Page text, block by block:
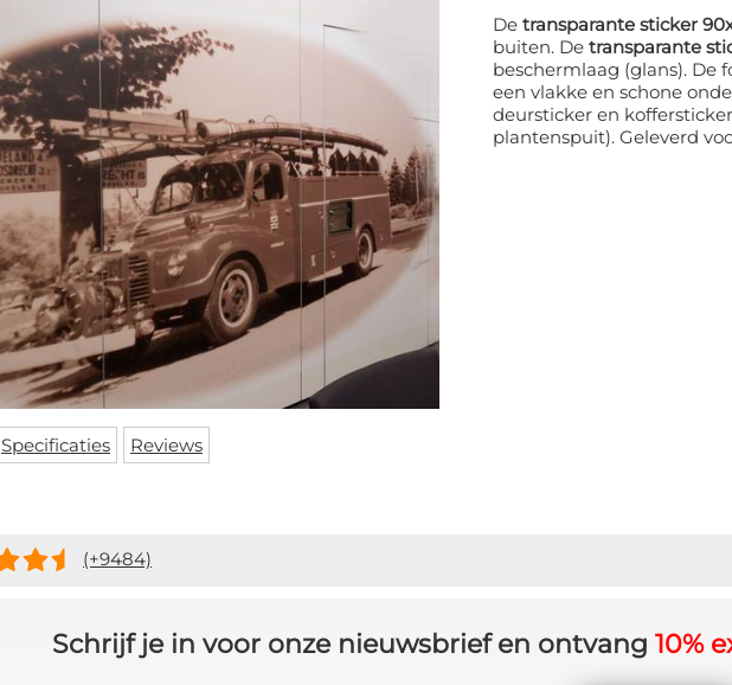
Specificaties Reviews
De transparante sticker
buiten. De transparante
beschermlaag (glans). De
een vlakke en schone
deursticker en
plantenspuit). Geleverd
(+9484)
Schrijf je in voor onze nieuwsbrief en ontvang 10%